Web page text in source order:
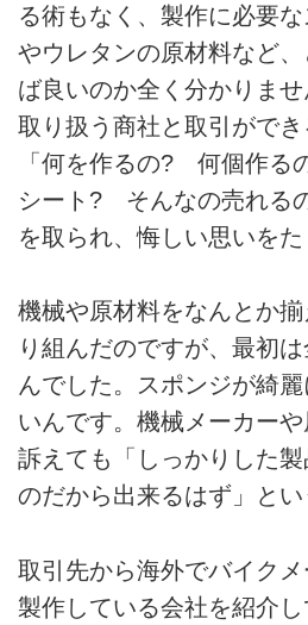
る術もなく、製作に必要
やウレタンの原材料など
ば良いのか全く分かりま
取り扱う商社と取引がで
「何を作るの? 何個作
シート? そんなの売れる
を取られ、悔しい思いをた
機械や原材料をなんとか
り組んだのですが、最初
んでした。スポンジが綺
いんです。機械メーカー
訴えても「しっかりした
のだから出来るはず」とい
取引先から海外でバイク
製作している会社を紹介